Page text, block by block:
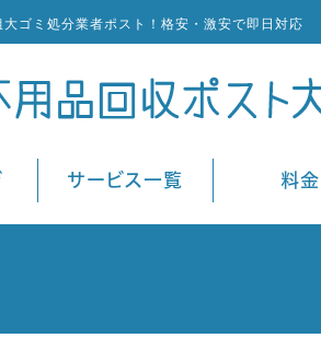
ゴミ処分業者ポスト！格安・激安で即日対応
サービス一覧 料金